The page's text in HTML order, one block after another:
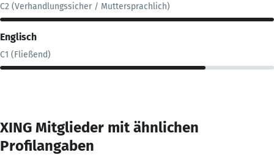
C2 (Verhandlungssicher / Muttersprachlich)
Englisch
C1 (Fließend)
XING Mitglieder mit ähnlichen
Profilangaben